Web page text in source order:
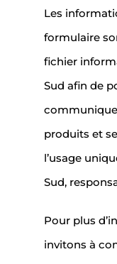
Les
formulaire
fichier
Sud afin de
produits et
l’usage
Sud,
Pour plus
invitons à